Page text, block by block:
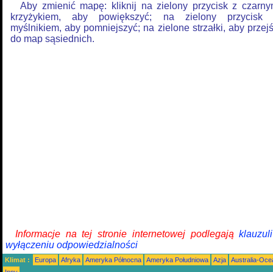
Aby zmienić mapę: kliknij na zielony przycisk z
krzyżykiem, aby powiększyć; na zielony przycisk
myślnikiem, aby pomniejszyć; na zielone strzałki, aby
do map sąsiednich.
Informacje na tej stronie internetowej podlegają
wyłączeniu odpowiedzialności
Klimat : Europa Afryka Ameryka Północna Ameryka Południowa Azja
Australia-